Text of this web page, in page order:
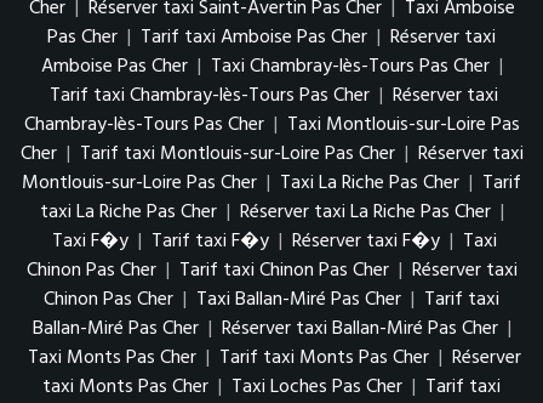
Cher | Réserver taxi Saint-Avertin Pas Cher | Taxi Amboise
Pas Cher | Tarif taxi Amboise Pas Cher | Réserver taxi
Amboise Pas Cher | Taxi Chambray-lès-Tours Pas Cher |
Tarif taxi Chambray-lès-Tours Pas Cher | Réserver taxi
Chambray-lès-Tours Pas Cher | Taxi Montlouis-sur-Loire Pas
Cher | Tarif taxi Montlouis-sur-Loire Pas Cher | Réserver taxi
Montlouis-sur-Loire Pas Cher | Taxi La Riche Pas Cher | Tarif
taxi La Riche Pas Cher | Réserver taxi La Riche Pas Cher |
Taxi F�y | Tarif taxi F�y | Réserver taxi F�y | Taxi
Chinon Pas Cher | Tarif taxi Chinon Pas Cher | Réserver taxi
Chinon Pas Cher | Taxi Ballan-Miré Pas Cher | Tarif taxi
Ballan-Miré Pas Cher | Réserver taxi Ballan-Miré Pas Cher |
Taxi Monts Pas Cher | Tarif taxi Monts Pas Cher | Réserver
taxi Monts Pas Cher | Taxi Loches Pas Cher | Tarif taxi